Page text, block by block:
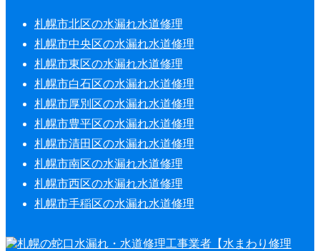
札幌市北区の水漏れ水道修理
札幌市中央区の水漏れ水道修理
札幌市東区の水漏れ水道修理
札幌市白石区の水漏れ水道修理
札幌市厚別区の水漏れ水道修理
札幌市豊平区の水漏れ水道修理
札幌市清田区の水漏れ水道修理
札幌市南区の水漏れ水道修理
札幌市西区の水漏れ水道修理
札幌市手稲区の水漏れ水道修理